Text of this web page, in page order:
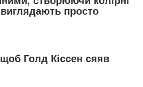
просто
Голд Кіссен сяяв